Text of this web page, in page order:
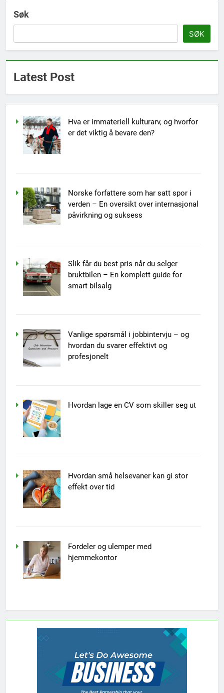
Søk
SØK
Latest Post
Hva er immateriell kulturarv, og hvorfor
er det viktig å bevare den?
Norske forfattere som har satt spor i
verden – En oversikt over internasjonal
påvirkning og suksess
Slik får du best pris når du selger
bruktbilen – En komplett guide for
smart bilsalg
Vanlige spørsmål i jobbintervju – og
hvordan du svarer effektivt og
profesjonelt
Hvordan lage en CV som skiller seg ut
Hvordan små helsevaner kan gi stor
effekt over tid
Fordeler og ulemper med
hjemmekontor